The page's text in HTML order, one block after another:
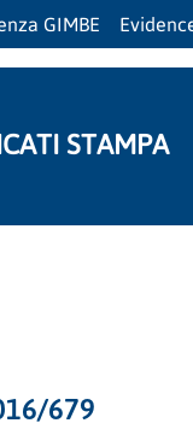
GIMBE
STAMPA
679